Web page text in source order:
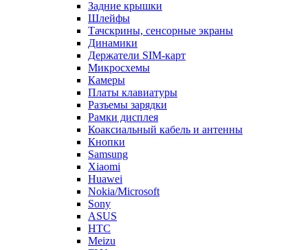
Задние крышки
Шлейфы
Тачскрины, сенсорные экраны
Динамики
Держатели SIM-карт
Микросхемы
Камеры
Платы клавиатуры
Разъемы зарядки
Рамки дисплея
Коаксиальный кабель и антенны
Кнопки
Samsung
Xiaomi
Huawei
Nokia/Microsoft
Sony
ASUS
HTC
Meizu